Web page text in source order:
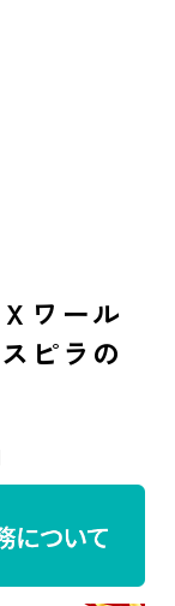
ワール
ピラの